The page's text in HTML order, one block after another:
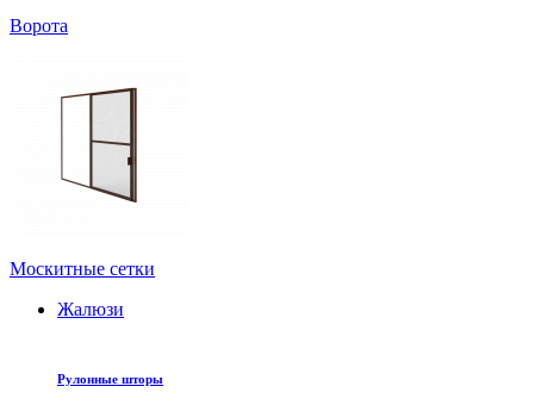
Ворота
Москитные сетки
Жалюзи
Рулонные шторы